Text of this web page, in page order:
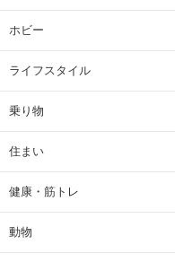
ホビー
ライフスタイル
乗り物
住まい
健康・筋トレ
動物